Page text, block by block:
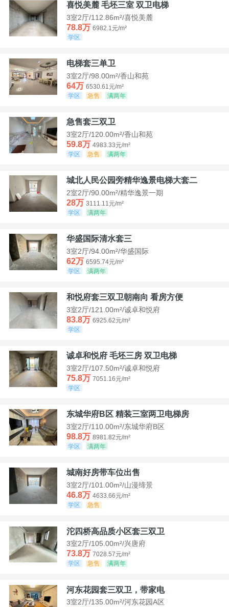
喜悦美麓 毛坯三室 双卫电梯
3室2厅/112.86m²/喜悦美麓
78.8万 6982.1元/m²
学区
电梯套三单卫
3室2厅/98.00m²/香山和苑
64万 6530.61元/m²
学区
急售 满两年
急售套三双卫
3室2厅/120.00m²/香山和苑
59.8万 4983.33元/m²
学区
急售 满两年
城北人民公园旁精华逸景电梯大套二
2室2厅/90.00m²/精华逸景一期
28万 3111.11元/m²
学区
满两年
华盛国际清水套三
3室2厅/94.00m²/华盛国际
62万 6595.74元/m²
学区
满两年
和悦府套三双卫朝南向 看房方便
3室2厅/121.00m²/诚卓和悦府
83.8万 6925.62元/m²
学区
诚卓和悦府 毛坯三房 双卫电梯
3室2厅/107.50m²/诚卓和悦府
75.8万 7051.16元/m²
学区
东城华府B区 精装三室两卫电梯房
3室2厅/110.00m²/东城华府B区
98.8万 8981.82元/m²
学区
满两年
城南好房带车位出售
3室2厅/101.00m²/山漫缔景
46.8万 4633.66元/m²
学区
急售
沱四桥高品质小区套三双卫
3室2厅/105.00m²/兴唐府
73.8万 7028.57元/m²
学区
急售 满两年
河东花园套三双卫，带家电
3室2厅/135.00m²/河东花园A区